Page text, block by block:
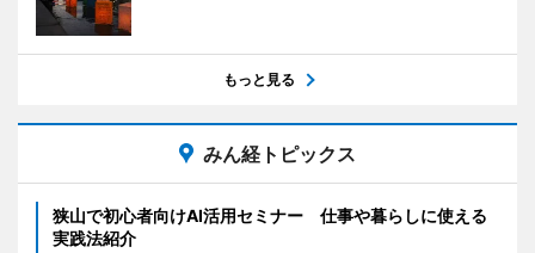
もっと見る
みん経トピックス
狭山で初心者向けAI活用セミナー 仕事や暮らしに使える
実践法紹介